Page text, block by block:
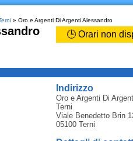
» Oro e Argenti Di Argenti Alessandro
🕒 Orari non
Indirizzo
Oro e Argenti Di
Terni
Viale Benedetto Brin
05100 Terni